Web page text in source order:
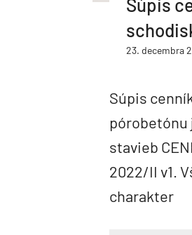
23. decembra
Súpis
pórobetónu
stavieb
2022/II v1.
charakter